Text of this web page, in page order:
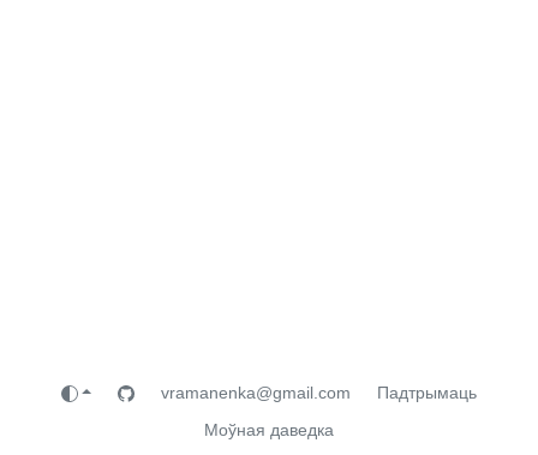
vramanenka@gmail.com
Падтрымаць
Моўная даведка